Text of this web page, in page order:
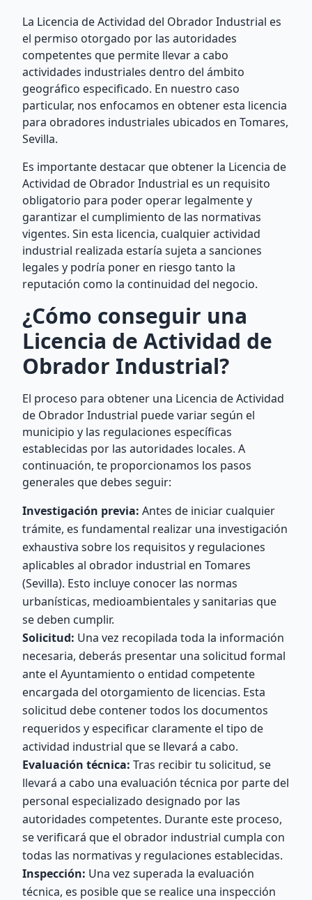
La Licencia de Actividad del Obrador Industrial es
el permiso otorgado por las autoridades
competentes que permite llevar a cabo
actividades industriales dentro del ámbito
geográfico especificado. En nuestro caso
particular, nos enfocamos en obtener esta licencia
para obradores industriales ubicados en Tomares,
Sevilla.
Es importante destacar que obtener la Licencia de
Actividad de Obrador Industrial es un requisito
obligatorio para poder operar legalmente y
garantizar el cumplimiento de las normativas
vigentes. Sin esta licencia, cualquier actividad
industrial realizada estaría sujeta a sanciones
legales y podría poner en riesgo tanto la
reputación como la continuidad del negocio.
¿Cómo conseguir una
Licencia de Actividad de
Obrador Industrial?
El proceso para obtener una Licencia de Actividad
de Obrador Industrial puede variar según el
municipio y las regulaciones específicas
establecidas por las autoridades locales. A
continuación, te proporcionamos los pasos
generales que debes seguir:
Investigación previa: Antes de iniciar cualquier
trámite, es fundamental realizar una investigación
exhaustiva sobre los requisitos y regulaciones
aplicables al obrador industrial en Tomares
(Sevilla). Esto incluye conocer las normas
urbanísticas, medioambientales y sanitarias que
se deben cumplir.
Solicitud: Una vez recopilada toda la información
necesaria, deberás presentar una solicitud formal
ante el Ayuntamiento o entidad competente
encargada del otorgamiento de licencias. Esta
solicitud debe contener todos los documentos
requeridos y especificar claramente el tipo de
actividad industrial que se llevará a cabo.
Evaluación técnica: Tras recibir tu solicitud, se
llevará a cabo una evaluación técnica por parte del
personal especializado designado por las
autoridades competentes. Durante este proceso,
se verificará que el obrador industrial cumpla con
todas las normativas y regulaciones establecidas.
Inspección: Una vez superada la evaluación
técnica, es posible que se realice una inspección